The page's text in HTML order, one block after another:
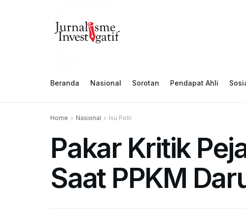
Beranda Nasional Sorotan Pendapat Ahli
Home Nasional Isu Polri
Pakar Kritik
Saat PPKM